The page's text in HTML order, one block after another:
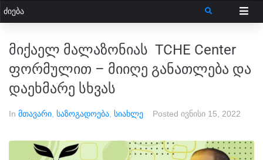
მიქაელ მალაზონიას TCHE Center
ფორმულით – მიიღე განათლება და
დაეხმარე სხვას
In მთავარი საზოგადოება სიახლე Posted ივნისი 15, 2022